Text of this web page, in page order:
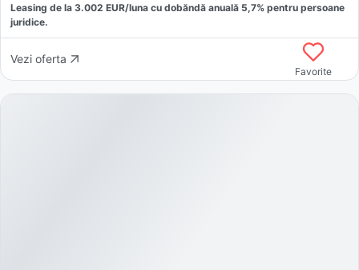
Leasing de la 3.002 EUR/luna cu dobăndă anuală 5,7% pentru persoane
juridice.
Vezi oferta
Favorite